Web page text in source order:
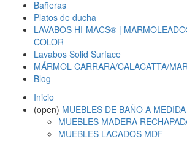
Bañeras
Platos de ducha
LAVABOS HI-MACS® |
COLOR
Lavabos Solid Surface
MÁRMOL CARRARA/CALACATTA/
Blog
Inicio
(open) MUEBLES DE BAÑO A MEDIDA
MUEBLES MADERA
MUEBLES LACADOS MDF